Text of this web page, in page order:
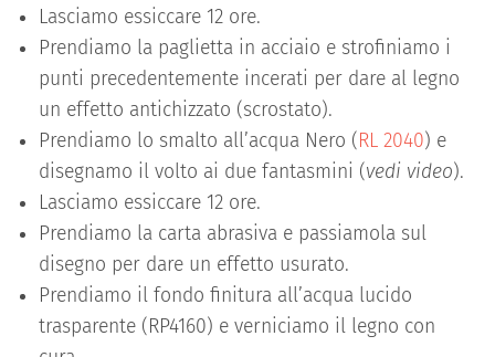
Lasciamo essiccare 12 ore.
Prendiamo la paglietta in acciaio e strofiniamo i
punti precedentemente incerati per dare al legno
un effetto antichizzato (scrostato).
Prendiamo lo smalto all’acqua Nero (RL 2040) e
disegnamo il volto ai due fantasmini (vedi video).
Lasciamo essiccare 12 ore.
Prendiamo la carta abrasiva e passiamola sul
disegno per dare un effetto usurato.
Prendiamo il fondo finitura all’acqua lucido
trasparente (RP4160) e verniciamo il legno con